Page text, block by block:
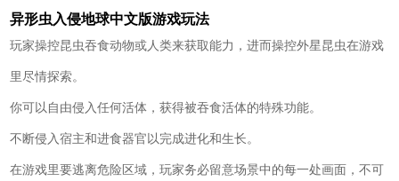
异形虫入侵地球中文版游戏玩法
玩家操控昆虫吞食动物或人类来获取能力，进而操控外星昆虫在游戏
里尽情探索。
你可以自由侵入任何活体，获得被吞食活体的特殊功能。
不断侵入宿主和进食器官以完成进化和生长。
在游戏里要逃离危险区域，玩家务必留意场景中的每一处画面，不可